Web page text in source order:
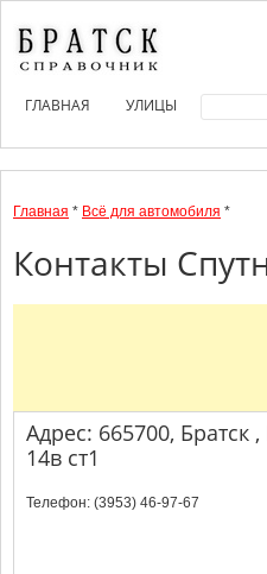
ГЛАВНАЯ УЛИЦЫ
Главная * Всё для автомобиля *
Контакты
Адрес: 665700, Братск
14в ст1
Телефон: (3953) 46-97-67